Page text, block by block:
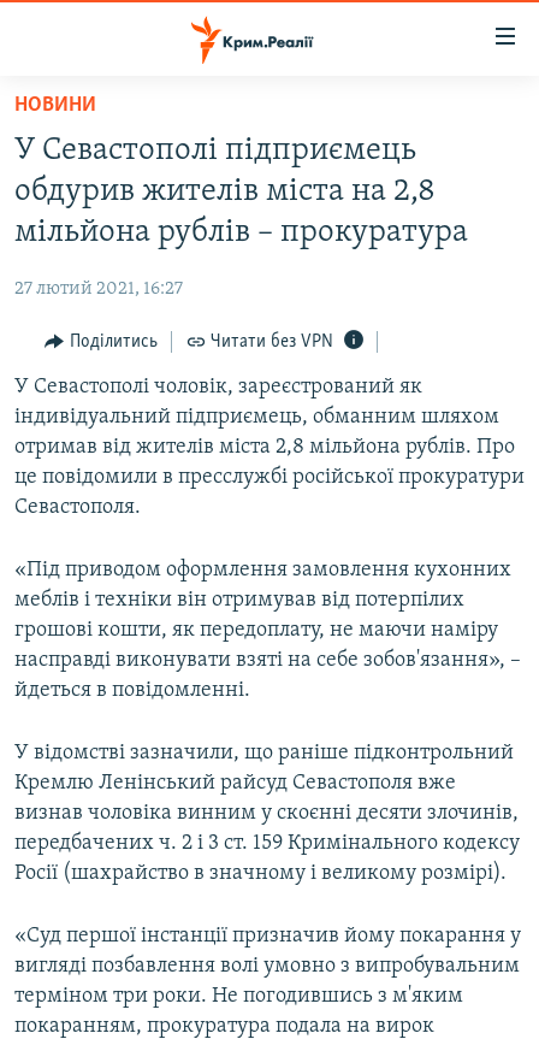
Перейти
основного
матеріалу
Перейти
до
основної
Перейти
пошуку
ВОДА.КРИМ
ВІДЕО ТА ФОТО
БЛОГИ
ПОГЛЯД
ІНТЕРВ'Ю
ВСЕ ЗА ДЕНЬ
СПЕЦПРОЕКТИ
ДЕПОРТАЦІЯ
ВІДЕОУРОКИ «ELIFBE»
СВІДЧЕННЯ ОКУПАЦІЇ
УКРАЇНСЬКА ПРОБЛЕМА КРИМУ
ІНФОГРАФІКА
ЯК ОБІЙТИ БЛОКУВАННЯ
Русский
Qırımtatar
ДОЛУЧАЙСЯ!
Усі сайти RFE/RL
НОВИНИ
У Севастополі підприємець
обдурив жителів міста на 2,8
мільйона рублів – прокуратура
27 лютий 2021, 16:27
Поділитись Читати без VPN
У Севастополі чоловік, зареєстрований як
індивідуальний підприємець, обманним шляхом
отримав від жителів міста 2,8 мільйона рублів. Про
це повідомили в пресслужбі російської прокуратури
Севастополя.
«Під приводом оформлення замовлення кухонних
меблів і техніки він отримував від потерпілих
грошові кошти, як передоплату, не маючи наміру
насправді виконувати взяті на себе зобов'язання», –
йдеться в повідомленні.
У відомстві зазначили, що раніше підконтрольний
Кремлю Ленінський райсуд Севастополя вже
визнав чоловіка винним у скоєнні десяти злочинів,
передбачених ч. 2 і 3 ст. 159 Кримінального кодексу
Росії (шахрайство в значному і великому розмірі).
«Суд першої інстанції призначив йому покарання у
вигляді позбавлення волі умовно з випробувальним
терміном три роки. Не погодившись з м'яким
покаранням, прокуратура подала на вирок